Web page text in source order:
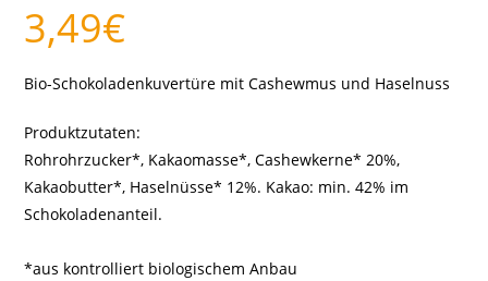
3,49€
Bio-Schokoladenkuvertüre mit Cashewmus und Haselnuss
Produktzutaten:
Rohrohrzucker*, Kakaomasse*, Cashewkerne* 20%,
Kakaobutter*, Haselnüsse* 12%. Kakao: min. 42% im
Schokoladenanteil.
*aus kontrolliert biologischem Anbau